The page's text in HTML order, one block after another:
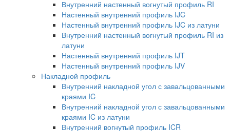
Внутренний настенный вогнутый профиль RI
Настенный внутренний профиль IJC
Настенный внутренний профиль IJC из латуни
Внутренний настенный вогнутый профиль RI из
латуни
Настенный внутренний профиль IJT
Настенный внутренний профиль IJV
Накладной профиль
Внутренний накладной угол с завальцованными
краями IC
Внутренний накладной угол с завальцованными
краями IC из латуни
Внутренний вогнутый профиль ICR